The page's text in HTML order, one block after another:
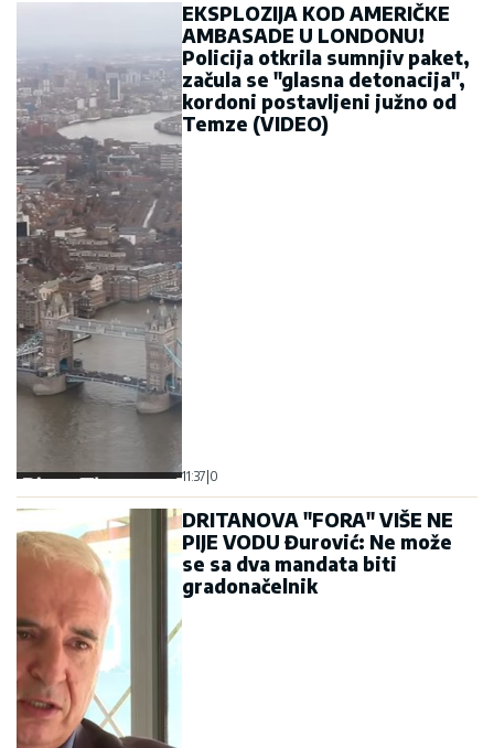
EKSPLOZIJA KOD AMERIČKE
AMBASADE U LONDONU!
Policija otkrila sumnjiv paket,
začula se "glasna detonacija",
kordoni postavljeni južno od
Temze (VIDEO)
11:37 0
DRITANOVA "FORA" VIŠE NE
PIJE VODU Đurović: Ne može
se sa dva mandata biti
gradonačelnik